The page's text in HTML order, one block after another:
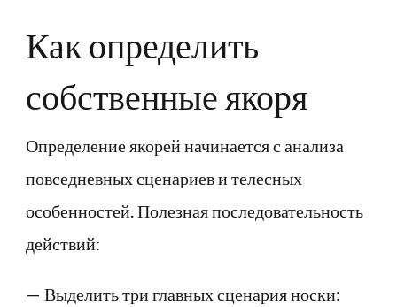
Как определить
собственные якоря
Определение якорей начинается с анализа
повседневных сценариев и телесных
особенностей. Полезная последовательность
действий:
— Выделить три главных сценария носки: